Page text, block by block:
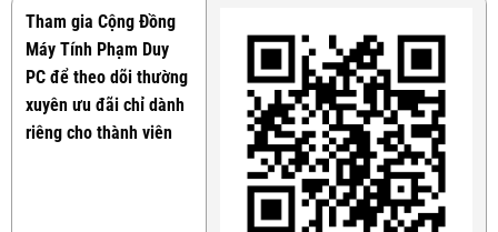
Tham gia Cộng Đồng
Máy Tính Phạm Duy
PC để theo dõi thường
xuyên ưu đãi chỉ dành
riêng cho thành viên